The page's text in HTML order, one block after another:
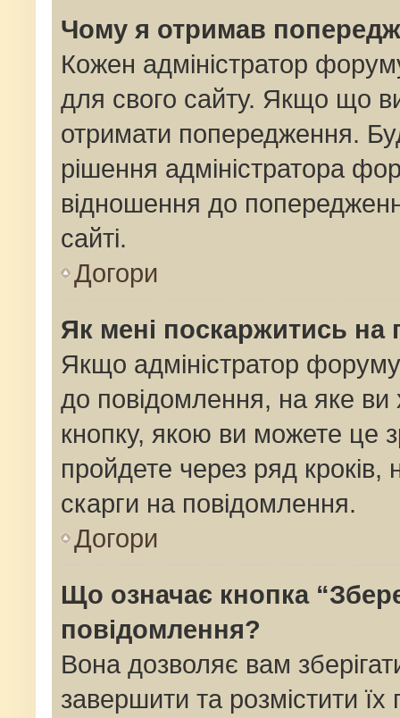
Чому я отримав
Кожен адміністратор
для свого сайту. Якщо що
отримати попередження.
рішення адміністратора
відношення до
сайті.
Догори
Як мені поскаржитись
Якщо адміністратор
до повідомлення, на яке ви
кнопку, якою ви можете це
пройдете через ряд кроків,
скарги на повідомлення.
Догори
Що означає кнопка
повідомлення?
Вона дозволяє вам
завершити та розмістити